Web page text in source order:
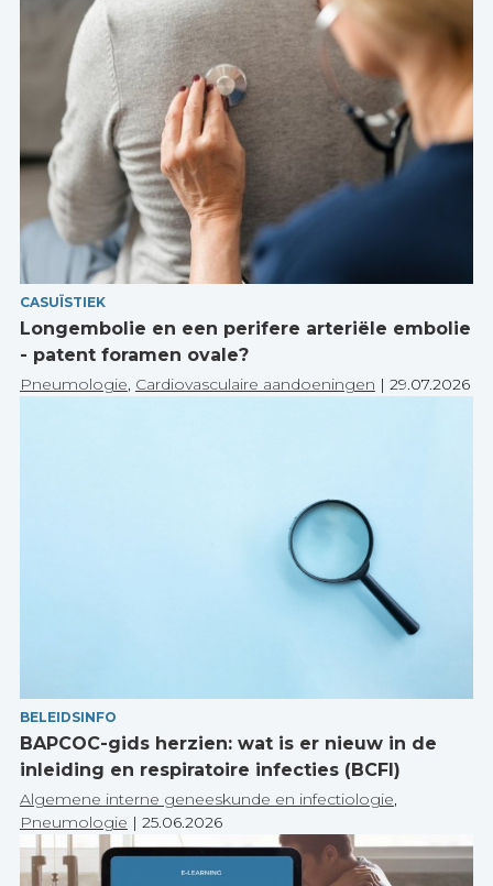
CASUÏSTIEK
Longembolie en een perifere arteriële embolie
- patent foramen ovale?
Pneumologie, Cardiovasculaire aandoeningen | 29.07.2026
BELEIDSINFO
BAPCOC-gids herzien: wat is er nieuw in de
inleiding en respiratoire infecties (BCFI)
Algemene interne geneeskunde en infectiologie,
Pneumologie | 25.06.2026